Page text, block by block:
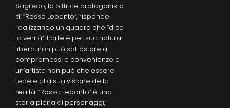
Sagredo, la pittrice protagonista
di “Rosso Lepanto”, risponde
realizzando un quadro che “dice
la verità”. L’arte è per sua natura
libera, non può sottostare a
compromessi e convenienze e
un’artista non può che essere
fedele alla sua visione della
realtà. “Rosso Lepanto” è una
storia piena di personaggi,